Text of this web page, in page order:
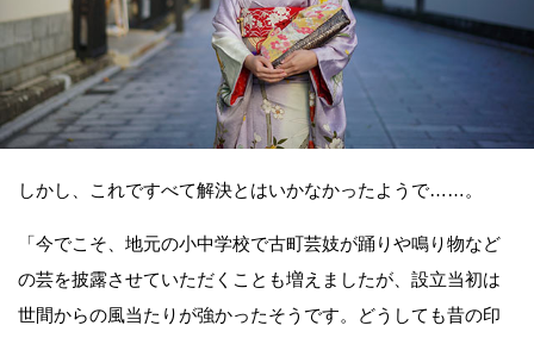
しかし、これですべて解決とはいかなかったようで……。
「今でこそ、地元の小中学校で古町芸妓が踊りや鳴り物など
の芸を披露させていただくことも増えましたが、設立当初は
世間からの風当たりが強かったそうです。どうしても昔の印